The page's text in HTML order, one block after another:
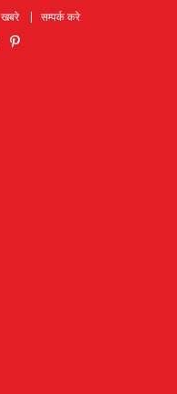
खबरे सम्पर्क करे